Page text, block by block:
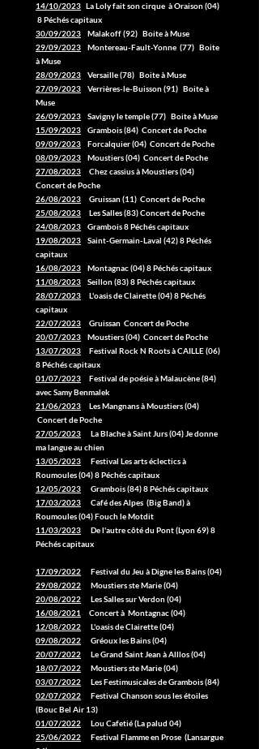
14/10/2023 La Loly fait son cirque à Oraison (04)
8 Péchés capitaux
30/09/2023 Malakoff (92) Boite à Muse
29/09/2023 Montereau-Fault-Yonne (77) Boite
à Muse
28/09/2023 Versaille (78) Boite à Muse
27/09/2023 Verrières-le-Buisson (91) Boite à
Muse
26/09/2023 Savigny le temple (77) Boite à Muse
15/09/2023 Grambois (84) Concert de Poche
09/09/2023 Forcalquier (04) Concert de Poche
08/09/2023 Moustiers (04) Concert de Poche
27/08/2023 Chez cassius à Moustiers (04)
Concert de Poche
26/08/2023 Gruissan (11) Concert de Poche
25/08/2023 Les Salles (83) Concert de Poche
24/08/2023 Grambois 8 Péchés capitaux
19/08/2023 Saint-Germain-Laval (42) 8 Péchés
capitaux
16/08/2023 Montagnac (04) 8 Péchés capitaux
11/08/2023 Seillon (83) 8 Péchés capitaux
28/07/2023 L'oasis de Clairette (04) 8 Péchés
capitaux
22/07/2023 Gruissan Concert de Poche
20/07/2023 Moustiers (04) Concert de Poche
13/07/2023 Festival Rock N Roots à CAILLE (06)
8 Péchés capitaux
01/07/2023 Festival de poésie à Malaucène (84)
avec Samy Benmalek
21/06/2023 Les Mangnans à Moustiers (04)
Concert de Poche
27/05/2023 La Blache à Saint Jurs (04) Je donne
ma langue au chien
13/05/2023 Festival Les arts éclectics à
Roumoules (04) 8 Péchés capitaux
12/05/2023 Grambois (84) 8 Péchés capitaux
17/03/2023 Café des Alpes (Big Band) à
Roumoules (04) Fouch le Motdit
11/03/2023 De l'autre côté du Pont (Lyon 69) 8
Péchés capitaux
17/09/2022 Festival du Jeu à Digne les Bains (04)
29/08/2022 Moustiers ste Marie (04)
20/08/2022 Les Salles sur Verdon (04)
16/08/2021 Concert à Montagnac (04)
12/08/2022 L'oasis de Clairette (04)
09/08/2022 Gréoux les Bains (04)
20/07/2022 Le Grand Saint Jean à Alllos (04)
18/07/2022 Moustiers ste Marie (04)
03/07/2022 Les Festimusicales de Grambois (84)
02/07/2022 Festival Chanson sous les étoiles
(Bouc Bel Air 13)
01/07/2022 Lou Cafetié (La palud 04)
25/06/2022 Festival Flamme en Prose (Lansargue